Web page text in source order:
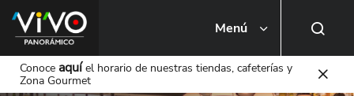
Menú
Busca una tienda o local
Conoce aquíel horario de nuestras tiendas, cafeterías y
Zona Gourmet